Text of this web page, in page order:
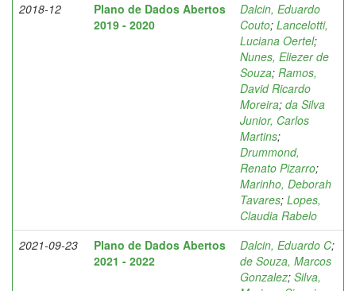
2018-12
Plano de Dados Abertos
2019 - 2020
Dalcin, Eduardo
Couto; Lancelotti,
Luciana Oertel;
Nunes, Eliezer de
Souza; Ramos,
David Ricardo
Moreira; da Silva
Junior, Carlos
Martins;
Drummond,
Renato Pizarro;
Marinho, Deborah
Tavares; Lopes,
Claudia Rabelo
2021-09-23
Plano de Dados Abertos
2021 - 2022
Dalcin, Eduardo C;
de Souza, Marcos
Gonzalez; Silva,